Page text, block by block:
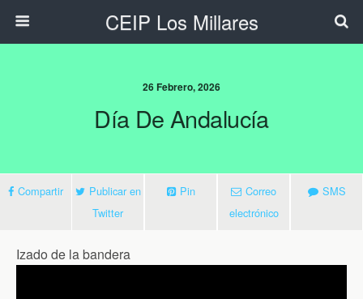
CEIP Los Millares
26 Febrero, 2026
Día De Andalucía
Compartir
Publicar en
Twitter
Pin
Correo
electrónico
SMS
Izado de la bandera